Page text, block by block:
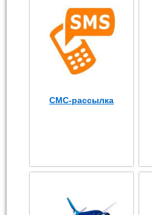
СМС-рассылка